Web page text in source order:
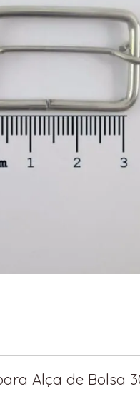
Alça de Bolsa